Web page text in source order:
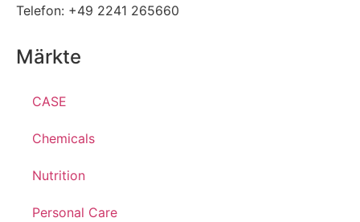
Telefon: +49 2241 265660
Märkte
CASE
Chemicals
Nutrition
Personal Care